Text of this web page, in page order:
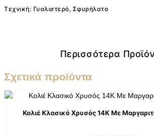
Τεχνική: Γυαλιστερό, Σφυρήλατο
Περισσότερα
Σχετικά προϊόντα
Κολιέ Κλασικό Χρυσός 14K Με